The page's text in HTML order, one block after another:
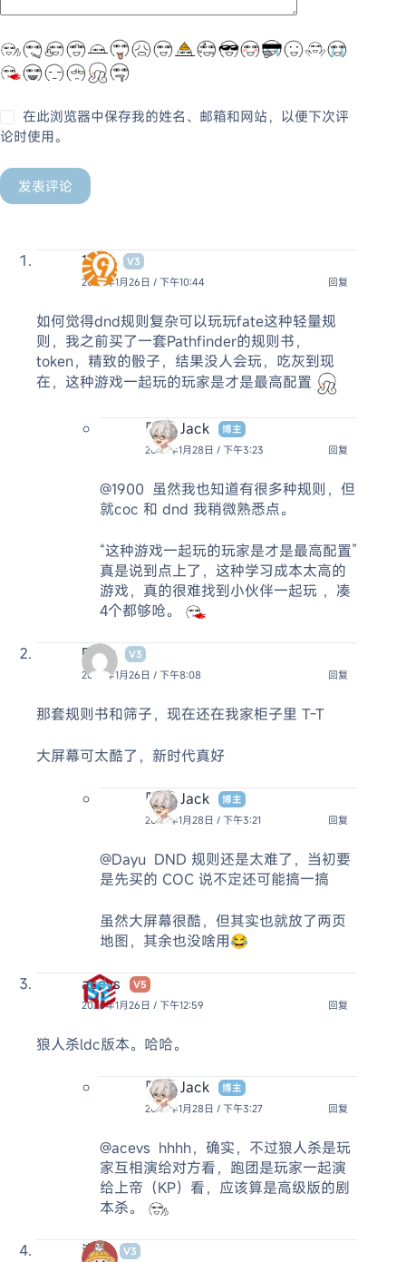
在此浏览器中保存我的姓名、邮箱和网站，以便下次评
论时使用。
发表评论
1900
V3
2026年1月26日 / 下午10:44
回复
如何觉得dnd规则复杂可以玩玩fate这种轻量规
则，我之前买了一套Pathfinder的规则书，
token，精致的骰子，结果没人会玩，吃灰到现
在，这种游戏一起玩的玩家是才是最高配置
阿杰 Jack
博主
2026年1月28日 / 下午3:23
回复
@1900 虽然我也知道有很多种规则，但
就coc 和 dnd 我稍微熟悉点。
“这种游戏一起玩的玩家是才是最高配置”
真是说到点上了，这种学习成本太高的
游戏，真的很难找到小伙伴一起玩 ，凑
4个都够呛。
Dayu
V3
2026年1月26日 / 下午8:08
回复
那套规则书和筛子，现在还在我家柜子里 T-T
大屏幕可太酷了，新时代真好
阿杰 Jack
博主
2026年1月28日 / 下午3:21
回复
@Dayu DND 规则还是太难了，当初要
是先买的 COC 说不定还可能搞一搞
虽然大屏幕很酷，但其实也就放了两页
地图，其余也没啥用😂
acevs
V5
2026年1月26日 / 下午12:59
回复
狼人杀ldc版本。哈哈。
阿杰 Jack
博主
2026年1月28日 / 下午3:27
回复
@acevs hhhh，确实，不过狼人杀是玩
家互相演给对方看，跑团是玩家一起演
给上帝（KP）看，应该算是高级版的剧
本杀。
满心
V3